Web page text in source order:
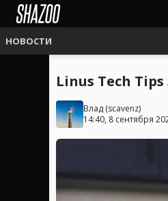
НОВОСТИ
Linus Tech
Влад (scavenz)
14:40, 8 сентября